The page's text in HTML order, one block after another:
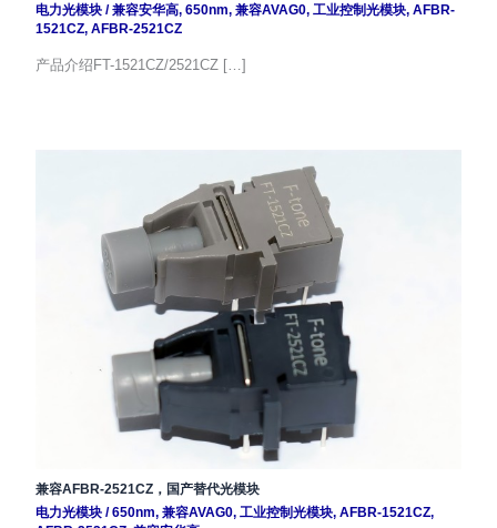
电力光模块/兼容安华高, 650nm, 兼容AVAG0, 工业控制光模块, AFBR-
1521CZ, AFBR-2521CZ
产品介绍FT-1521CZ/2521CZ […]
兼容AFBR-2521CZ，国产替代光模块
电力光模块/650nm, 兼容AVAG0, 工业控制光模块, AFBR-1521CZ,